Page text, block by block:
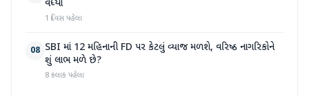
વધ્યા
1 દિવસ પહેલા
08 SBI માં 12 મહિનાની FD પર કેટલું વ્યાજ મળશે, વરિષ્ઠ નાગરિકોને
શું લાભ મળે છે?
8 કલાક પહેલા